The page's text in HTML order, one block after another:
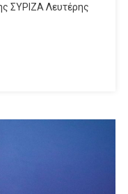
ΣΥΡΙΖΑ Λευτέρης